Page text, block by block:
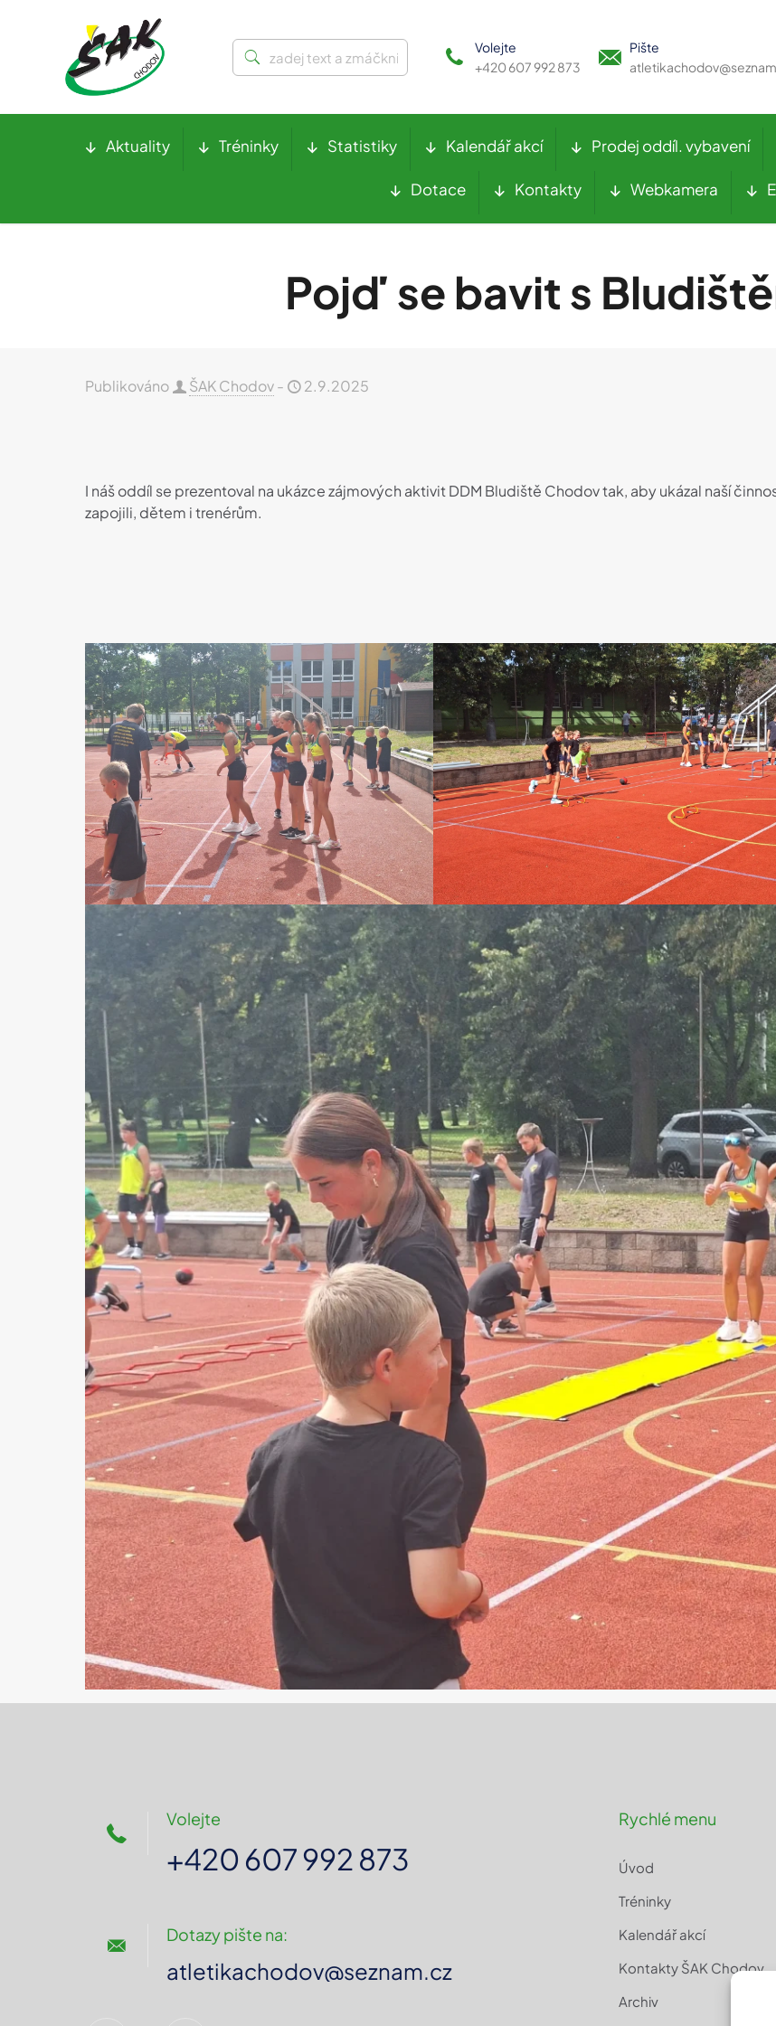
Volejte
+420 607 992 873
Pište
Aktuality Tréninky Statistiky Kalendář akcí Prodej oddíl. vybavení
Dotace Kontakty Webkamera
Pojď se bavit s
Publikováno ŠAK Chodov- 2.9.2025
I náš oddíl se prezentoval na ukázce zájmových aktivit DDM Bludiště Chodov tak, aby ukázal naší
zapojili, dětem i trenérům.
Volejte
+420 607 992 873
Dotazy pište na:
atletikachodov@seznam.cz
Rychlé menu
Úvod
Tréninky
Kalendář akcí
Kontakty ŠAK Chodov
Archiv